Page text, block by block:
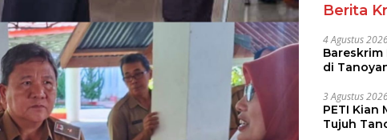
Berita
4 Agustus
Bareskrim
di
3 Agustus
PETI Kian
Tujuh